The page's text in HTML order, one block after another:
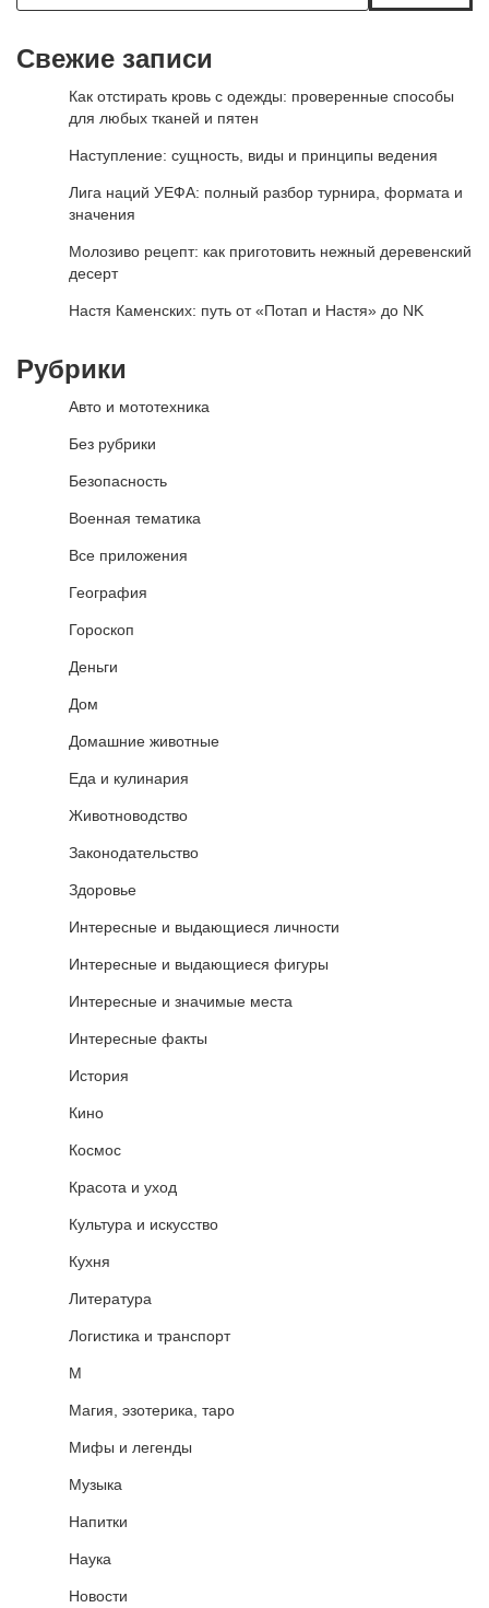
Свежие записи
Как отстирать кровь с одежды: проверенные способы
для любых тканей и пятен
Наступление: сущность, виды и принципы ведения
Лига наций УЕФА: полный разбор турнира, формата и
значения
Молозиво рецепт: как приготовить нежный деревенский
десерт
Настя Каменских: путь от «Потап и Настя» до NK
Рубрики
Авто и мототехника
Без рубрики
Безопасность
Военная тематика
Все приложения
География
Гороскоп
Деньги
Дом
Домашние животные
Еда и кулинария
Животноводство
Законодательство
Здоровье
Интересные и выдающиеся личности
Интересные и выдающиеся фигуры
Интересные и значимые места
Интересные факты
История
Кино
Космос
Красота и уход
Культура и искусство
Кухня
Литература
Логистика и транспорт
М
Магия, эзотерика, таро
Мифы и легенды
Музыка
Напитки
Наука
Новости